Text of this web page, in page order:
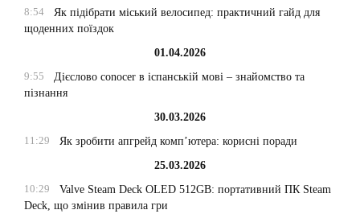
8:54
Як підібрати міський велосипед: практичний гайд для
щоденних поїздок
01.04.2026
9:55
Дієслово conocer в іспанській мові – знайомство та
пізнання
30.03.2026
11:29
Як зробити апгрейд комп’ютера: корисні поради
25.03.2026
10:29
Valve Steam Deck OLED 512GB: портативний ПК Steam
Deck, що змінив правила гри